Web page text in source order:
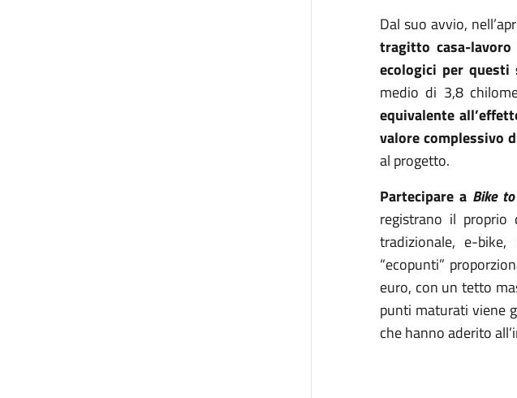
Dal suo avvio,
tragitto casa-lavoro
ecologici per questi
medio di 3,8
equivalente
valore complessivo
al progetto.
Partecipare a Bike
registrano il
tradizionale, e-
“ecopunti”
euro, con un tetto
punti maturati viene
che hanno aderito